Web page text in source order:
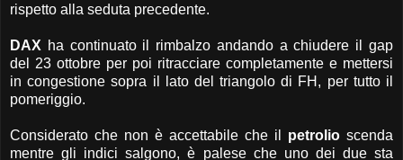
rispetto alla seduta precedente.
DAX ha continuato il rimbalzo andando a chiudere il gap
del 23 ottobre per poi ritracciare completamente e mettersi
in congestione sopra il lato del triangolo di FH, per tutto il
pomeriggio.
Considerato che non è accettabile che il petrolio scenda
mentre gli indici salgono, è palese che uno dei due sta